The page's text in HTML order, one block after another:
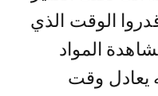
الوقت الذي
المواد
يعادل وقت